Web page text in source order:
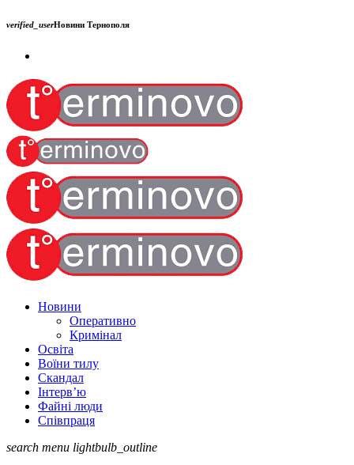
verified_userНовини Тернополя
Новини
Оперативно
Кримінал
Освіта
Воїни тилу
Скандал
Інтерв’ю
Файні люди
Співпраця
search menu lightbulb_outline